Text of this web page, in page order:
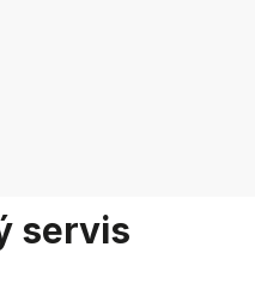
servis